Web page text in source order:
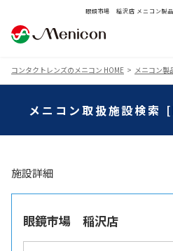
眼鏡市場 稲沢店 メニコン製
コンタクトレンズのメニコン HOME メニコン製
メニコン取扱施設検
施設詳細
眼鏡市場 稲沢店